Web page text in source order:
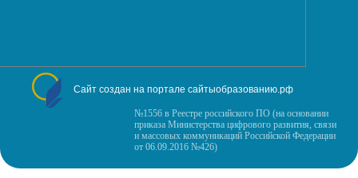
Сайт создан на портале сайтыобразованию.рф
№1556 в Реестре российского ПО (на основании
приказа Министерства цифрового развития, связи
и массовых коммуникаций Российской Федерации
от 06.09.2016 №426)